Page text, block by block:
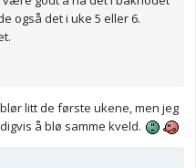
også det i uke 5 eller 6.
litt de første ukene, men jeg
å blø samme kveld.